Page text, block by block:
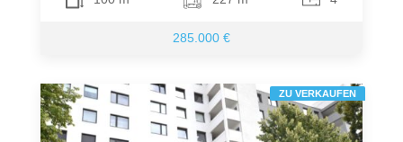
285.000 €
ZU VERKAUFEN